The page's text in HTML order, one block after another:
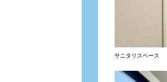
サニタリスペース